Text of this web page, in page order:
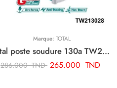
Marque: TOTAL
Total poste soudure 130a TW213028
286.000TND 265.000 TND